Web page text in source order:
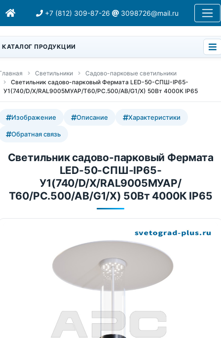
+7 (812) 309-87-26 3098726@mail.ru
КАТАЛОГ ПРОДУКЦИИ
Светильники
Садово-парковые светильники
Светильник садово-парковый Фермата LED-50-СПШ-IP65-
У1(740/D/X/RAL9005МУАР/Т60/PC.500/AB/G1/X) 50Вт 4000К IP65
Изображение Описание Характеристики
Обратная связь
Светильник садово-парковый Фермата
LED-50-СПШ-IP65-
У1(740/D/X/RAL9005МУАР/
Т60/PC.500/AB/G1/X) 50Вт 4000К IP65